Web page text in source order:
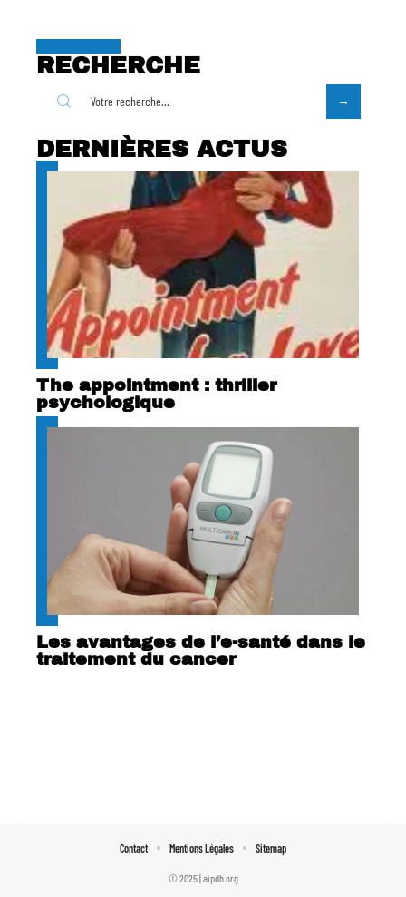
RECHERCHE
DERNIÈRES ACTUS
The appointment : thriller
psychologique
Les avantages de l’e-santé dans le
traitement du cancer
© 2025 | aipdb.org
Contact Mentions Légales Sitemap